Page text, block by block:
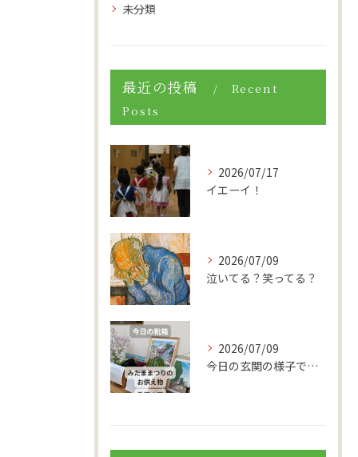
未分類
最近の投稿
Recent
Posts
2026/07/17
イエーイ！
2026/07/09
泣いてる？笑ってる？
2026/07/09
今日の玄関の様子です。